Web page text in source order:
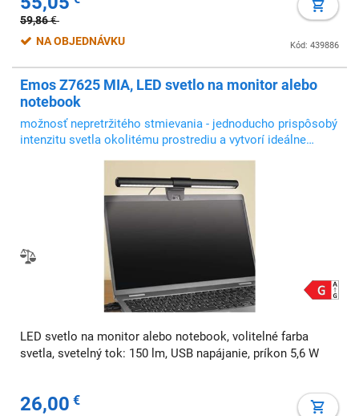
59,86€
Kód: 439886
NA OBJEDNÁVKU
Emos Z7625 MIA, LED svetlo na monitor alebo
notebook
možnosť nepretržitého stmievania - jednoducho prispôsobý
intenzitu svetla okolitému prostrediu a vytvorí ideálne
LED svetlo na monitor alebo notebook, volitelné farba
svetla, svetelný tok: 150 lm, USB napájanie, príkon 5,6 W
26,00 €